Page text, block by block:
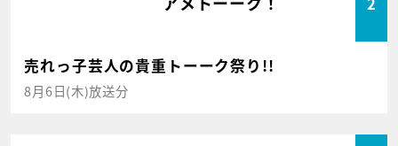
売れっ子芸人の貴重トーーク祭り!!
8月6日(木)放送分